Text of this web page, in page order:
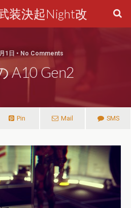
装決起Night改
1日 • No Comments
A10 Gen2
Pin Mail SMS